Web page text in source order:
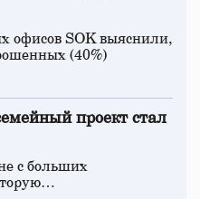
офисов SOK выяснили,
(40%)
проект стал
с больших